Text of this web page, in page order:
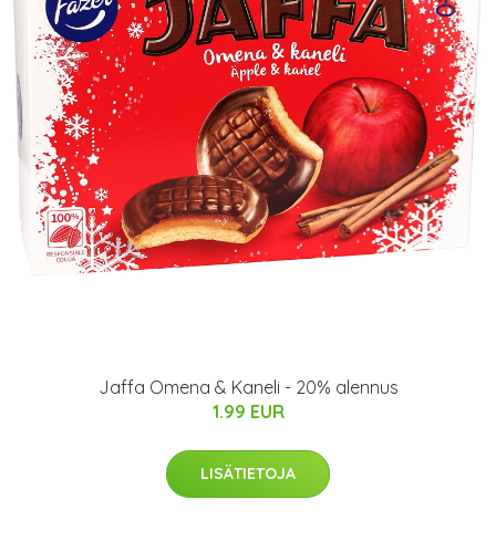
Jaffa Omena & Kaneli - 20% alennus
1.99 EUR
LISÄTIETOJA